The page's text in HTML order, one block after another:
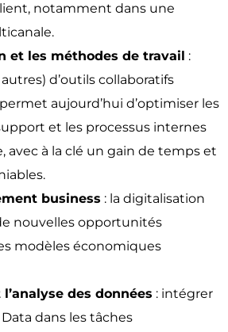
notamment dans une
et les méthodes de travail :
autres) d’outils collaboratifs
aujourd’hui d’optimiser les
et les processus internes
avec à la clé un gain de temps et
business : la digitalisation
nouvelles opportunités
modèles économiques
des données : intégrer
dans les tâches